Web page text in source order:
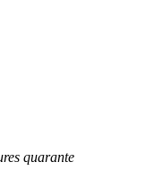
quarante